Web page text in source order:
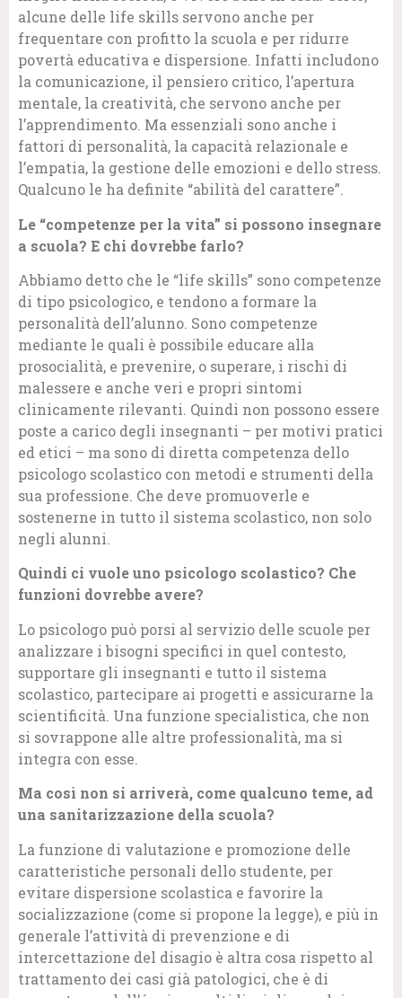
alcune delle life skills servono anche per
frequentare con profitto la scuola e per ridurre
povertà educativa e dispersione. Infatti includono
la comunicazione, il pensiero critico, l’apertura
mentale, la creatività, che servono anche per
l’apprendimento. Ma essenziali sono anche i
fattori di personalità, la capacità relazionale e
l’empatia, la gestione delle emozioni e dello stress.
Qualcuno le ha definite “abilità del carattere”.
Le “competenze per la vita” si possono insegnare
a scuola? E chi dovrebbe farlo?
Abbiamo detto che le “life skills” sono competenze
di tipo psicologico, e tendono a formare la
personalità dell’alunno. Sono competenze
mediante le quali è possibile educare alla
prosocialità, e prevenire, o superare, i rischi di
malessere e anche veri e propri sintomi
clinicamente rilevanti. Quindi non possono essere
poste a carico degli insegnanti – per motivi pratici
ed etici – ma sono di diretta competenza dello
psicologo scolastico con metodi e strumenti della
sua professione. Che deve promuoverle e
sostenerne in tutto il sistema scolastico, non solo
negli alunni.
Quindi ci vuole uno psicologo scolastico? Che
funzioni dovrebbe avere?
Lo psicologo può porsi al servizio delle scuole per
analizzare i bisogni specifici in quel contesto,
supportare gli insegnanti e tutto il sistema
scolastico, partecipare ai progetti e assicurarne la
scientificità. Una funzione specialistica, che non
si sovrappone alle altre professionalità, ma si
integra con esse.
Ma così non si arriverà, come qualcuno teme, ad
una sanitarizzazione della scuola?
La funzione di valutazione e promozione delle
caratteristiche personali dello studente, per
evitare dispersione scolastica e favorire la
socializzazione (come si propone la legge), e più in
generale l’attività di prevenzione e di
intercettazione del disagio è altra cosa rispetto al
trattamento dei casi già patologici, che è di